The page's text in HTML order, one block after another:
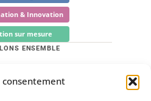
consentement
& Innovation
sur mesure
ENSEMBLE
? Trouvons les solutions